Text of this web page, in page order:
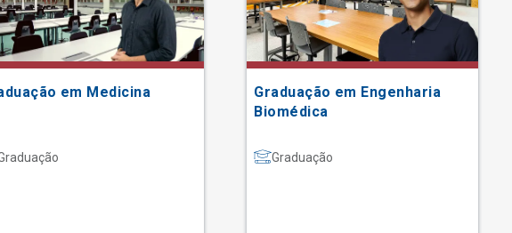
em Medicina
Graduação em Engenharia
Biomédica
Graduação